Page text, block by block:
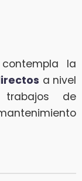
la
a nivel
de